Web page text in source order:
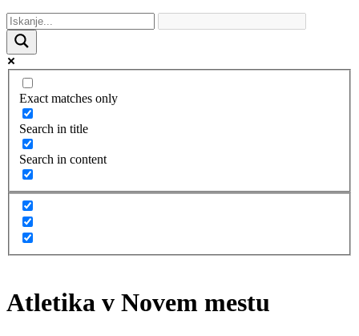
Exact matches only
Search in title
Search in content
Atletika v Novem mestu